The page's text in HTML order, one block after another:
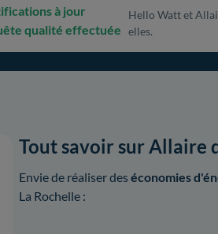
à jour
qualité effectuée
Hello Watt et
elles.
Tout savoir sur Allaire
Envie de réaliser des économies
La Rochelle :